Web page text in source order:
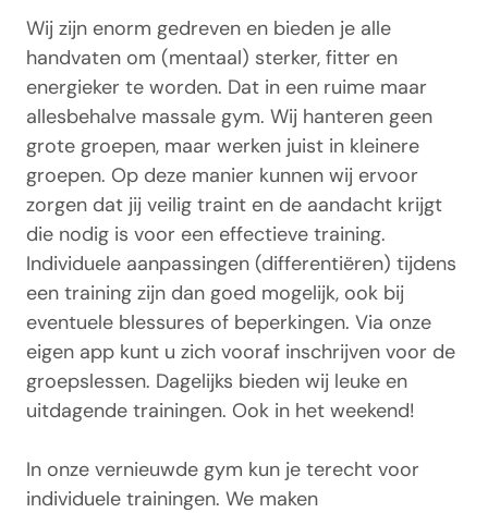
Wij zijn enorm gedreven en bieden je alle
handvaten om (mentaal) sterker, fitter en
energieker te worden. Dat in een ruime maar
allesbehalve massale gym. Wij hanteren geen
grote groepen, maar werken juist in kleinere
groepen. Op deze manier kunnen wij ervoor
zorgen dat jij veilig traint en de aandacht krijgt
die nodig is voor een effectieve training.
Individuele aanpassingen (differentiëren) tijdens
een training zijn dan goed mogelijk, ook bij
eventuele blessures of beperkingen. Via onze
eigen app kunt u zich vooraf inschrijven voor de
groepslessen. Dagelijks bieden wij leuke en
uitdagende trainingen. Ook in het weekend!
In onze vernieuwde gym kun je terecht voor
individuele trainingen. We maken